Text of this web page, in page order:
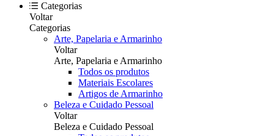
Categorias
Voltar
Categorias
Arte, Papelaria e Armarinho
Voltar
Arte, Papelaria e Armarinho
Todos os produtos
Materiais Escolares
Artigos de Armarinho
Beleza e Cuidado Pessoal
Voltar
Beleza e Cuidado Pessoal